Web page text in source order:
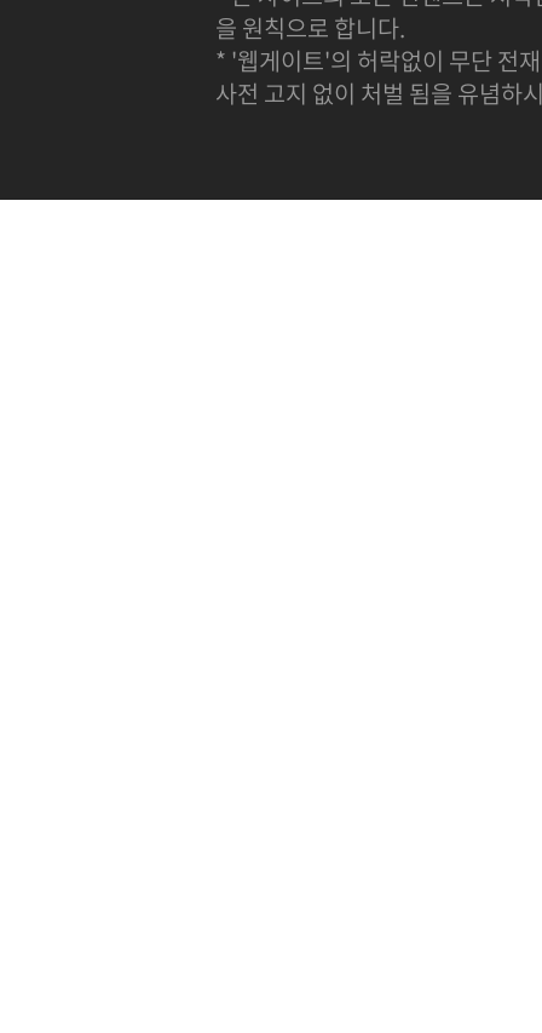
을 원칙으로 합니다.
* '웹게이트'의 허락없이 무단 전
사전 고지 없이 처벌 됨을 유념하